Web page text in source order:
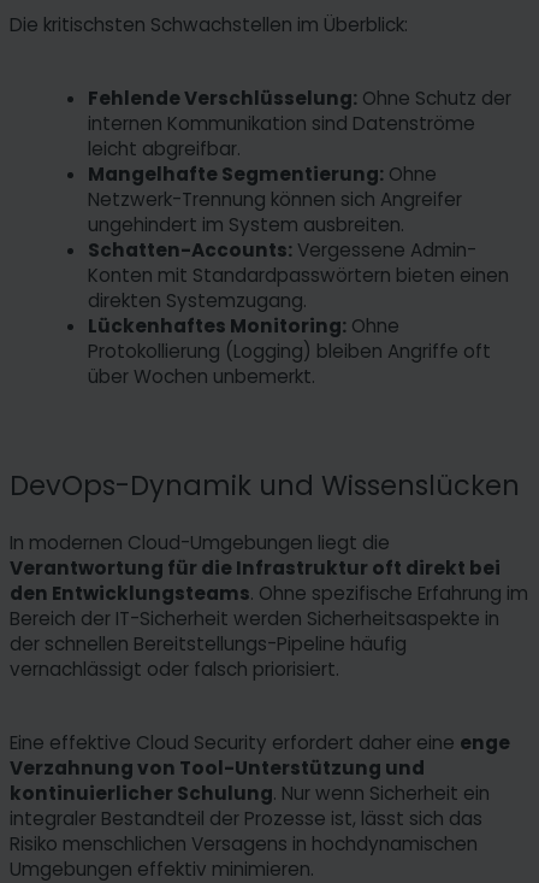
Die kritischsten Schwachstellen im Überblick:
Fehlende Verschlüsselung: Ohne Schutz der
internen Kommunikation sind Datenströme
leicht abgreifbar.
Mangelhafte Segmentierung: Ohne
Netzwerk-Trennung können sich Angreifer
ungehindert im System ausbreiten.
Schatten-Accounts: Vergessene Admin-
Konten mit Standardpasswörtern bieten einen
direkten Systemzugang.
Lückenhaftes Monitoring: Ohne
Protokollierung (Logging) bleiben Angriffe oft
über Wochen unbemerkt.
DevOps-Dynamik und Wissenslücken
In modernen Cloud-Umgebungen liegt die
Verantwortung für die Infrastruktur oft direkt bei
den Entwicklungsteams. Ohne spezifische Erfahrung im
Bereich der IT-Sicherheit werden Sicherheitsaspekte in
der schnellen Bereitstellungs-Pipeline häufig
vernachlässigt oder falsch priorisiert.
Eine effektive Cloud Security erfordert daher eine enge
Verzahnung von Tool-Unterstützung und
kontinuierlicher Schulung. Nur wenn Sicherheit ein
integraler Bestandteil der Prozesse ist, lässt sich das
Risiko menschlichen Versagens in hochdynamischen
Umgebungen effektiv minimieren.